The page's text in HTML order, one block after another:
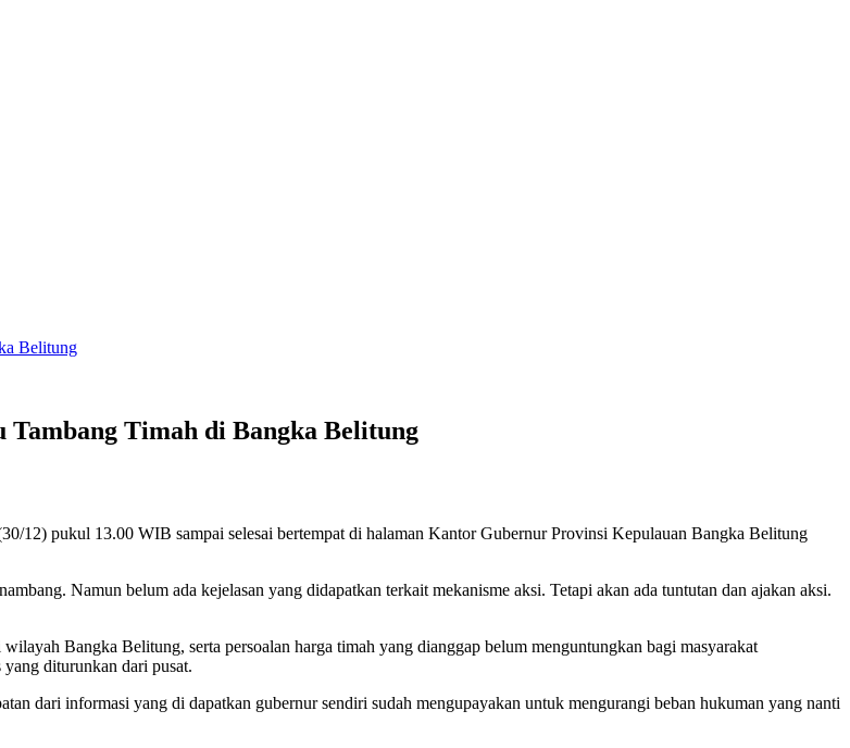
Belitung
Tambang Timah di Bangka Belitung
12) pukul 13.00 WIB sampai selesai bertempat di halaman Kantor Gubernur Provinsi Kepulauan Bangka Belitung
Namun belum ada kejelasan yang didapatkan terkait mekanisme aksi. Tetapi akan ada tuntutan dan ajakan aksi.
Bangka Belitung, serta persoalan harga timah yang dianggap belum menguntungkan bagi masyarakat
diturunkan dari pusat.
dari informasi yang di dapatkan gubernur sendiri sudah mengupayakan untuk mengurangi beban hukuman yang nanti